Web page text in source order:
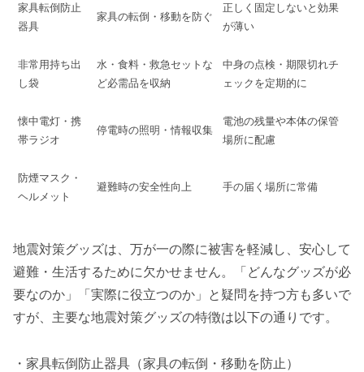
家具転倒防止
器具
家具の転倒・移動を防ぐ
正しく固定しないと効果
が薄い
非常用持ち出
し袋
水・食料・救急セットな
ど必需品を収納
中身の点検・期限切れチ
ェックを定期的に
懐中電灯・携
帯ラジオ
停電時の照明・情報収集
電池の残量や本体の保管
場所に配慮
防煙マスク・
ヘルメット
避難時の安全性向上 手の届く場所に常備
地震対策グッズは、万が一の際に被害を軽減し、安心して
避難・生活するために欠かせません。「どんなグッズが必
要なのか」「実際に役立つのか」と疑問を持つ方も多いで
すが、主要な地震対策グッズの特徴は以下の通りです。
・家具転倒防止器具（家具の転倒・移動を防止）